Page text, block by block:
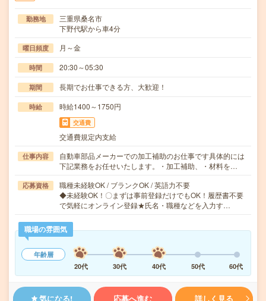
勤務地
三重県桑名市
下野代駅から車4分
曜日頻度 月～金
時間 20:30～05:30
期間 長期でお仕事できる方、大歓迎！
時給 時給1400～1750円
交通費
交通費規定内支給
仕事内容
自動車部品メーカーでの加工補助のお仕事です具体的には
下記業務をお任せいたします。・加工補助、・材料を…
応募資格
職種未経験OK / ブランクOK / 英語力不要
◆未経験OK！〇まずは事前登録だけでもOK！履歴書不要
で気軽にオンライン登録★氏名・職種などを入力す…
職場の雰囲気
年齢層
20代
30代 40代 50代 60代
気になる! 応募へ進む 詳しく見る